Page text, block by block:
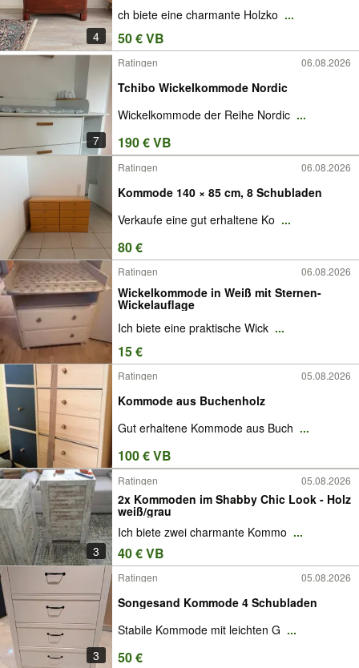
4
ch biete eine charmante Holzko ...
50 € VB
7
Ratingen 06.08.2026
Tchibo Wickelkommode Nordic
Wickelkommode der Reihe Nordic ...
190 € VB
Ratingen 06.08.2026
Kommode 140 × 85 cm, 8 Schubladen
Verkaufe eine gut erhaltene Ko ...
80 €
Ratingen 06.08.2026
Wickelkommode in Weiß mit Sternen-
Wickelauflage
Ich biete eine praktische Wick ...
15 €
Ratingen 05.08.2026
Kommode aus Buchenholz
Gut erhaltene Kommode aus Buch ...
100 € VB
3
Ratingen 05.08.2026
2x Kommoden im Shabby Chic Look - Holz
weiß/grau
Ich biete zwei charmante Kommo ...
40 € VB
3
Ratingen 05.08.2026
Songesand Kommode 4 Schubladen
Stabile Kommode mit leichten G ...
50 €